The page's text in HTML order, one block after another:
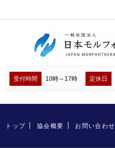
受付時間 10時～17時 定休日
トップ 協会概要 お問い合わせ